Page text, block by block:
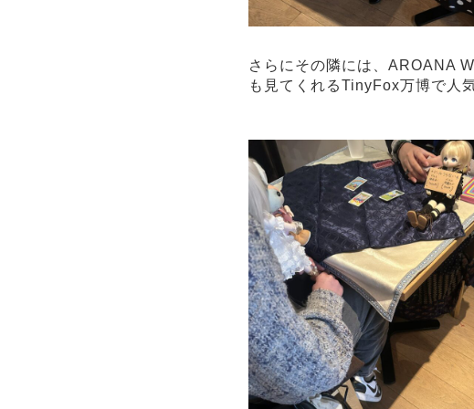
さらにその隣には、AROANA
も見てくれるTinyFox万博で人